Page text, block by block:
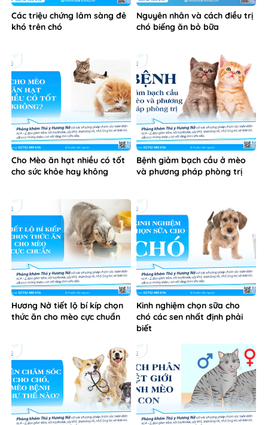
Các triệu chứng lâm sàng đẻ
khó trên chó
Nguyên nhân và cách điều trị
chó biếng ăn bỏ bữa
Cho Mèo ăn hạt nhiều có tốt
cho sức khỏe hay không
Bệnh giảm bạch cầu ở mèo
và phương pháp phòng trị
Hương Nở tiết lộ bí kíp chọn
thức ăn cho mèo cực chuẩn
Kinh nghiệm chọn sữa cho
chó các sen nhất định phải
biết